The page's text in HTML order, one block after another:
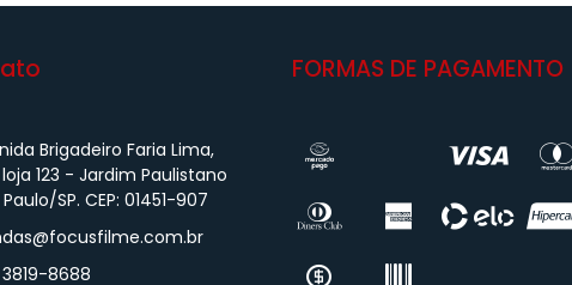
Brigadeiro Faria Lima,
loja 123 - Jardim Paulistano
SP. CEP: 01451-907
3819-8688
FORMAS DE PAGAMENTO